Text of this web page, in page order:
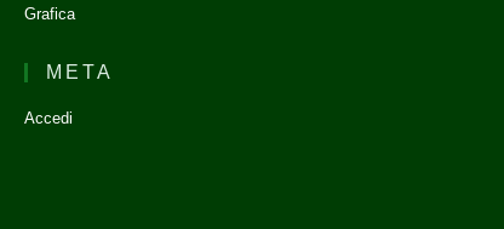
Grafica
META
Accedi